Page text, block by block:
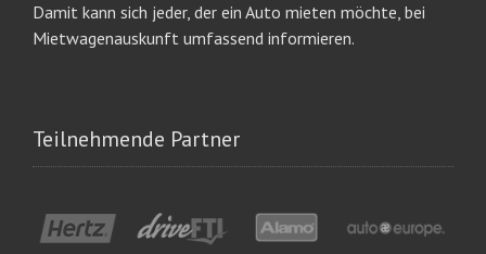
Damit kann sich jeder, der ein Auto mieten möchte, bei
Mietwagenauskunft umfassend informieren.
Teilnehmende Partner